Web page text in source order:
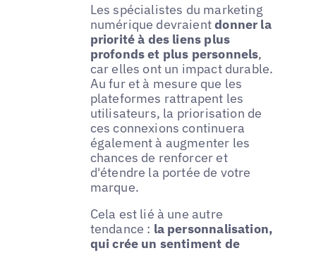
Les spécialistes du marketing
numérique devraientdonner la
priorité à des liens plus
profonds et plus personnels,
car elles ont un impact durable.
Au fur et à mesure que les
plateformes rattrapent les
utilisateurs, la priorisation de
ces connexions continuera
également à augmenter les
chances de renforcer et
d'étendre la portée de votre
marque.
Cela est lié à une autre
tendance : la personnalisation,
qui crée un sentiment de